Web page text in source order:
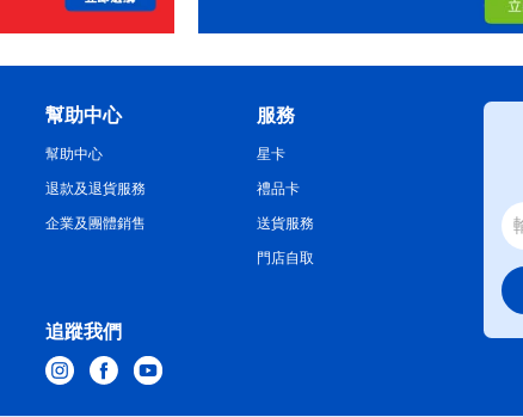
追蹤我們
幫助中心
幫助中心
退款及退貨服務
企業及團體銷售
服務
星卡
禮品卡
送貨服務
門店自取